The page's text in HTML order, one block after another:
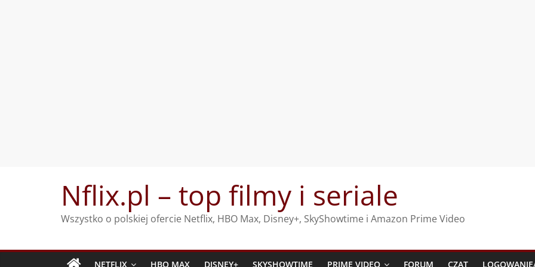
Nflix.pl – top filmy i seriale
Wszystko o polskiej ofercie Netflix, HBO Max, Disney+, SkyShowtime i Amazon Prime Video
NETFLIX HBO MAX DISNEY+ SKYSHOWTIME PRIME VIDEO FORUM CZAT